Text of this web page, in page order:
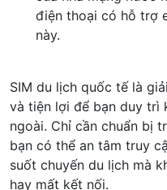
điện thoại có hỗ trợ
này.
SIM du lịch quốc tế là
và tiện lợi để bạn duy trì
ngoài. Chỉ cần chuẩn bị
bạn có thể an tâm truy
suốt chuyến du lịch mà
hay mất kết nối.